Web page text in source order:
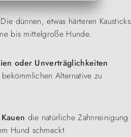
dünnen, etwas härteren Kausticks
bis mittelgroße Hunde.
oder Unverträglichkeiten
Alternative zu
die natürliche Zahnreinigung.
Hund schmeckt.